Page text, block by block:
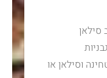
סילאן
וסילאן או